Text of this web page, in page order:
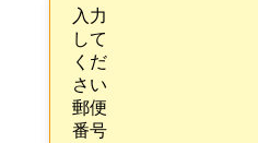
入力
して
くだ
さい
郵便
番号